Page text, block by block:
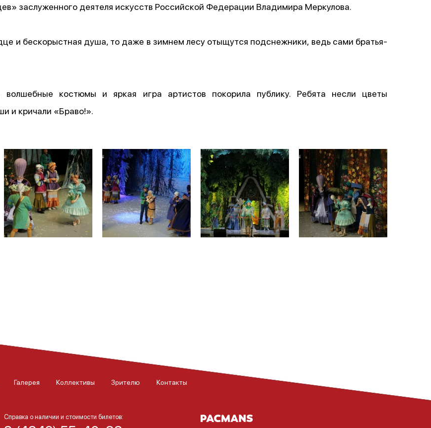
заслуженного деятеля искусств Российской Федерации Владимира Меркулова.
и бескорыстная душа, то даже в зимнем лесу отыщутся подснежники, ведь сами братья-
волшебные костюмы и яркая игра артистов покорила публику. Ребята несли цветы
и кричали «Браво!».
Галерея Коллективы Зрителю Контакты
Справка о наличии и стоимости билетов: